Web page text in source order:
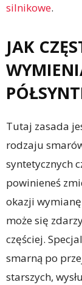
silnikowe.
JAK
Tutaj zasada
rodzaju
syntetycznych
powinieneś
okazji
może się
częściej.
smarną po
starszych,